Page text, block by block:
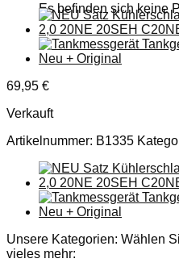
Es befinden sich keine
69,95 €
Verkauft
Artikelnummer: B1335
Unsere Kategorien: Wählen
vieles mehr: